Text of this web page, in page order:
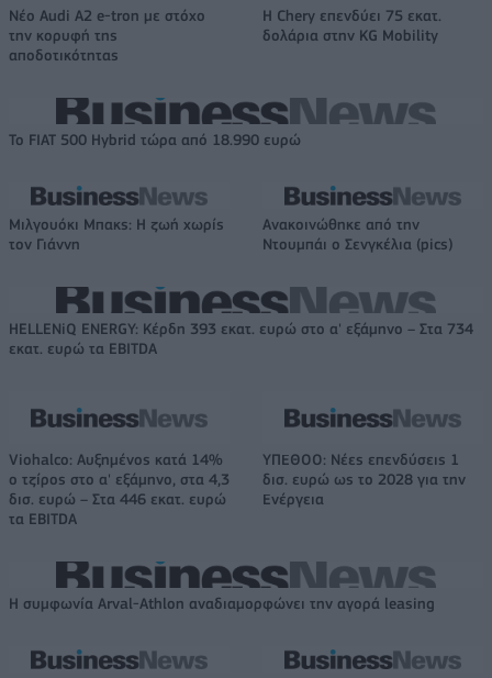
Νέο Audi A2 e-tron με στόχο
την κορυφή της
αποδοτικότητας
Η Chery επενδύει 75 εκατ.
δολάρια στην KG Mobility
Το FIAT 500 Hybrid τώρα από 18.990 ευρώ
Μιλγουόκι Μπακς: Η ζωή χωρίς
τον Γιάννη
Ανακοινώθηκε από την
Ντουμπάι ο Σενγκέλια (pics)
HELLENiQ ENERGY: Κέρδη 393 εκατ. ευρώ στο α' εξάμηνο – Στα 734
εκατ. ευρώ τα EBITDA
Viohalco: Αυξημένος κατά 14%
ο τζίρος στο α' εξάμηνο, στα 4,3
δισ. ευρώ – Στα 446 εκατ. ευρώ
τα EBITDA
ΥΠΕΘΟΟ: Νέες επενδύσεις 1
δισ. ευρώ ως το 2028 για την
Ενέργεια
Η συμφωνία Arval-Athlon αναδιαμορφώνει την αγορά leasing